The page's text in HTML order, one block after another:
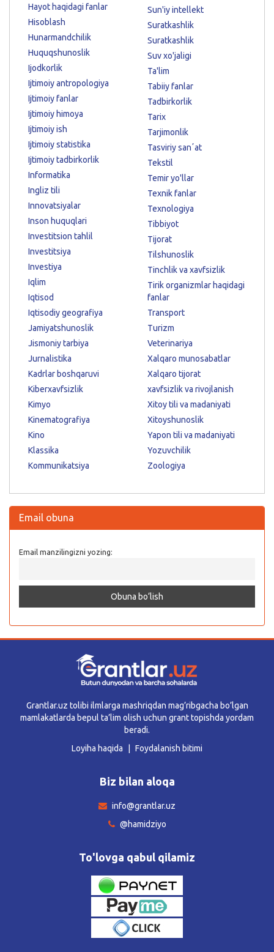
Hayot haqidagi fanlar
Hisoblash
Hunarmandchilik
Huquqshunoslik
Ijodkorlik
Ijtimoiy antropologiya
Ijtimoiy fanlar
Ijtimoiy himoya
Ijtimoiy ish
Ijtimoiy statistika
Ijtimoiy tadbirkorlik
Informatika
Ingliz tili
Innovatsiyalar
Inson huquqlari
Investitsion tahlil
Investitsiya
Investiya
Iqlim
Iqtisod
Iqtisodiy geografiya
Jamiyatshunoslik
Jismoniy tarbiya
Jurnalistika
Kadrlar boshqaruvi
Kiberxavfsizlik
Kimyo
Kinematografiya
Kino
Klassika
Kommunikatsiya
Sun'iy intellekt
Suratkashlik
Suratkashlik
Suv xo'jaligi
Ta'lim
Tabiiy fanlar
Tadbirkorlik
Tarix
Tarjimonlik
Tasviriy sanʼat
Tekstil
Temir yo'llar
Texnik fanlar
Texnologiya
Tibbiyot
Tijorat
Tilshunoslik
Tinchlik va xavfsizlik
Tirik organizmlar haqidagi
fanlar
Transport
Turizm
Veterinariya
Xalqaro munosabatlar
Xalqaro tijorat
xavfsizlik va rivojlanish
Xitoy tili va madaniyati
Xitoyshunoslik
Yapon tili va madaniyati
Yozuvchilik
Zoologiya
Email obuna
Email manzilingizni yozing:
Grantlar.uz tolibi ilmlarga mashriqdan mag’ribgacha bo’lgan
mamlakatlarda bepul ta’lim olish uchun grant topishda yordam
beradi.
Loyiha haqida
Foydalanish bitimi
Biz bilan aloqa
info@grantlar.uz
@hamidziyo
To'lovga qabul qilamiz